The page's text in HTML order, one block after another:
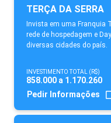
TERÇA DA SERRA
Invista em uma Franquia
rede de hospedagem e
diversas cidades do país.
INVESTIMENTO TOTAL (R$)
858.000 a 1.170.260
Pedir Informações